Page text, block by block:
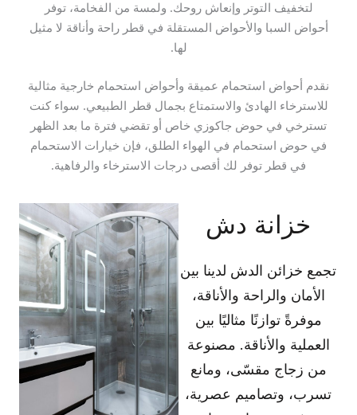
لتخفيف التوتر وإنعاش روحك. ولمسة من الفخامة، توفر
أحواض السبا والأحواض المستقلة في قطر راحة وأناقة لا مثيل
لها.
نقدم أحواض استحمام عميقة وأحواض استحمام خارجية مثالية
للاسترخاء الهادئ والاستمتاع بجمال قطر الطبيعي. سواء كنت
تسترخي في حوض جاكوزي خاص أو تقضي فترة ما بعد الظهر
في حوض استحمام في الهواء الطلق، فإن خيارات الاستحمام
في قطر توفر لك أقصى درجات الاسترخاء والرفاهية.
خزانة دش
تجمع خزائن الدش لدينا بين
الأمان والراحة والأناقة،
موفرةً توازنًا مثاليًا بين
العملية والأناقة. مصنوعة
من زجاج مقسّى، ومانع
تسرب، وتصاميم عصرية،